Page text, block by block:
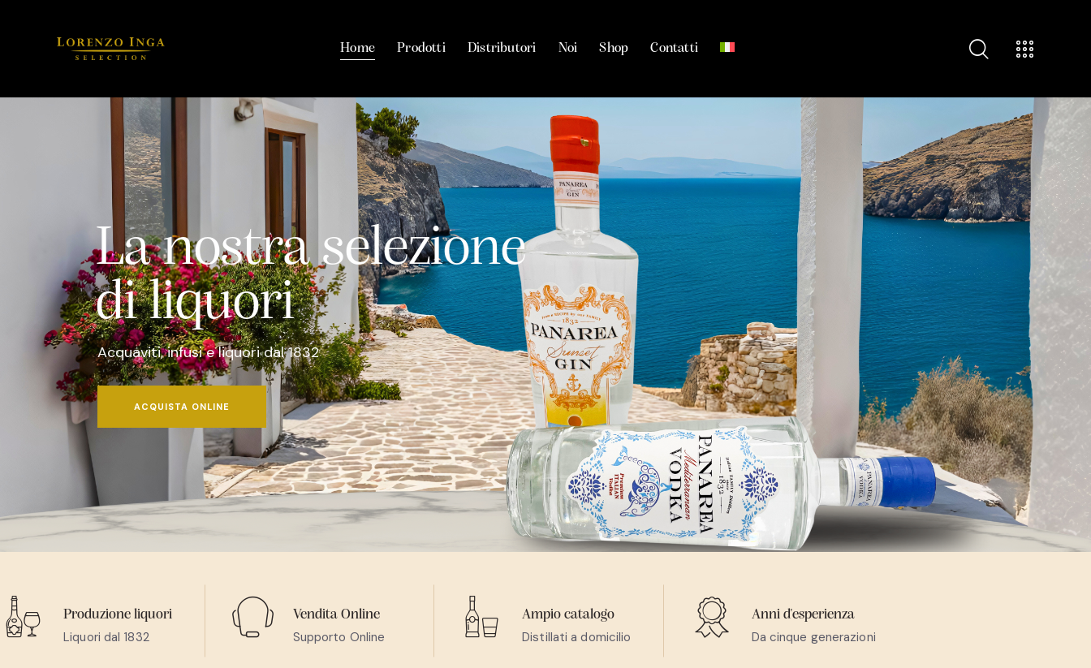
Home Prodotti Distributori Noi Shop Contatti
La nostra selezione
di liquori
Acquaviti, infusi e liquori dal 1832
ACQUISTA ONLINE
Produzione liquori
Liquori dal 1832
Vendita Online
Supporto Online
Ampio catalogo
Distillati a domicilio
Anni d'esperienza
Da cinque generazioni